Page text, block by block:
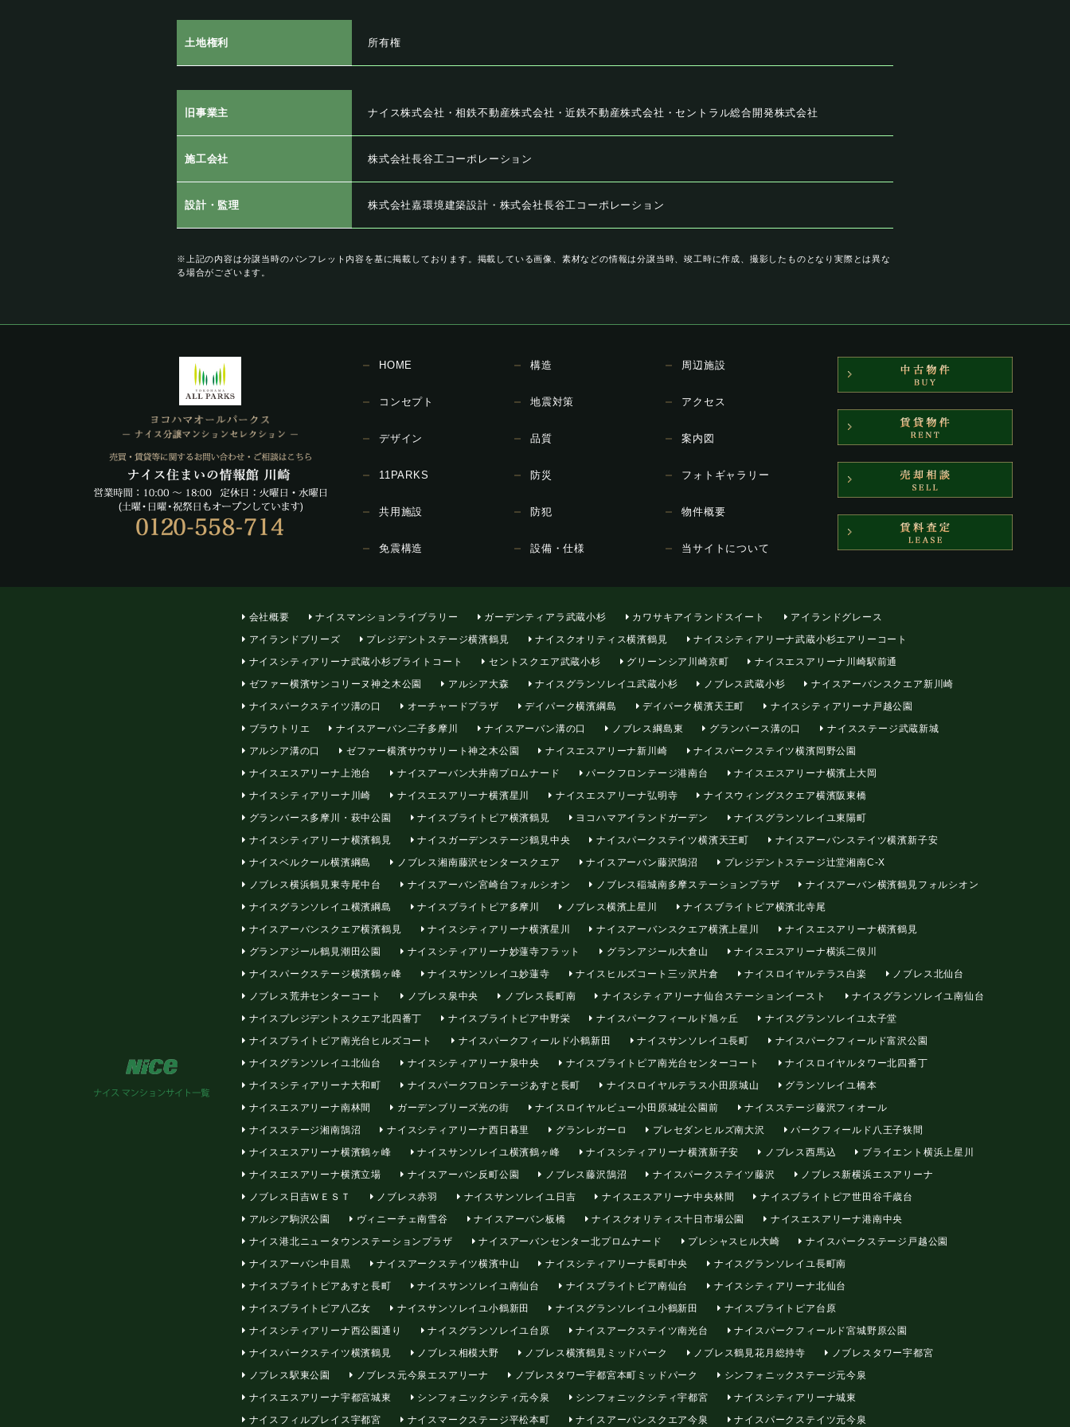
土地権利 所有権
旧事業主 ナイス株式会社・相鉄不動産株式会社・近鉄不動産株式会社・セントラル総合開発株式会社
施工会社 株式会社長谷工コーポレーション
設計・監理 株式会社嘉環境建築設計・株式会社長谷工コーポレーション
※上記の内容は分譲当時のパンフレット内容を基に掲載しております。掲載している画像、素材などの情報は分譲当時、竣工時に作成、撮影したものとなり実際とは異な
る場合がございます。
HOME
コンセプト
デザイン
11PARKS
共用施設
免震構造
構造
地震対策
品質
防災
防犯
設備・仕様
周辺施設
アクセス
案内図
フォトギャラリー
物件概要
当サイトについて
会社概要 ナイスマンションライブラリー ガーデンティアラ武蔵小杉 カワサキアイランドスイート
アイランドグレース
アイランドブリーズ
プレジデントステージ横濱鶴見 ナイスクオリティス横濱鶴見
ナイスシティアリーナ武蔵小杉エアリーコート
ナイスシティアリーナ武蔵小杉ブライトコート
セントスクエア武蔵小杉 グリーンシア川崎京町
ナイスエスアリーナ川崎駅前通
ゼファー横濱サンコリーヌ神之木公園
アルシア大森 ナイスグランソレイユ武蔵小杉 ノブレス武蔵小杉
ナイスアーバンスクエア新川崎
ナイスパークステイツ溝の口
オーチャードプラザ デイパーク横濱綱島 デイパーク横濱天王町
ナイスシティアリーナ戸越公園
ブラウトリエ
ナイスアーバン二子多摩川 ナイスアーバン溝の口 ノブレス綱島東 グランバース溝の口
ナイスステージ武蔵新城
アルシア溝の口
ゼファー横濱サウサリート神之木公園 ナイスエスアリーナ新川崎
ナイスパークステイツ横濱岡野公園
ナイスエスアリーナ上池台
ナイスアーバン大井南プロムナード パークフロンテージ港南台
ナイスエスアリーナ横濱上大岡
ナイスシティアリーナ川崎
ナイスエスアリーナ横濱星川 ナイスエスアリーナ弘明寺
ナイスウィングスクエア横濱阪東橋
グランバース多摩川・萩中公園
ナイスブライトピア横濱鶴見 ヨコハマアイランドガーデン
ナイスグランソレイユ東陽町
ナイスシティアリーナ横濱鶴見
ナイスガーデンステージ鶴見中央 ナイスパークステイツ横濱天王町
ナイスアーバンステイツ横濱新子安
ナイスベルクール横濱綱島
ノブレス湘南藤沢センタースクエア ナイスアーバン藤沢鵠沼
プレジデントステージ辻堂湘南C-X
ノブレス横浜鶴見東寺尾中台
ナイスアーバン宮崎台フォルシオン ノブレス稲城南多摩ステーションプラザ
ナイスアーバン横濱鶴見フォルシオン
ナイスグランソレイユ横濱綱島
ナイスブライトピア多摩川 ノブレス横濱上星川
ナイスブライトピア横濱北寺尾
ナイスアーバンスクエア横濱鶴見
ナイスシティアリーナ横濱星川 ナイスアーバンスクエア横濱上星川
ナイスエスアリーナ横濱鶴見
グランアジール鶴見潮田公園
ナイスシティアリーナ妙蓮寺フラット グランアジール大倉山
ナイスエスアリーナ横浜二俣川
ナイスパークステージ横濱鶴ヶ峰
ナイスサンソレイユ妙蓮寺 ナイスヒルズコート三ッ沢片倉 ナイスロイヤルテラス白楽
ノブレス北仙台
ノブレス荒井センターコート
ノブレス泉中央 ノブレス長町南 ナイスシティアリーナ仙台ステーションイースト
ナイスグランソレイユ南仙台
ナイスプレジデントスクエア北四番丁
ナイスブライトピア中野栄 ナイスパークフィールド旭ヶ丘
ナイスグランソレイユ太子堂
ナイスブライトピア南光台ヒルズコート
ナイスパークフィールド小鶴新田 ナイスサンソレイユ長町
ナイスパークフィールド富沢公園
ナイスグランソレイユ北仙台
ナイスシティアリーナ泉中央 ナイスブライトピア南光台センターコート
ナイスロイヤルタワー北四番丁
ナイスシティアリーナ大和町
ナイスパークフロンテージあすと長町 ナイスロイヤルテラス小田原城山
グランソレイユ橋本
ナイスエスアリーナ南林間
ガーデンブリーズ光の街 ナイスロイヤルビュー小田原城址公園前
ナイスステージ藤沢フィオール
ナイスステージ湘南鵠沼
ナイスシティアリーナ西日暮里 グランレガーロ プレセダンヒルズ南大沢
パークフィールド八王子狭間
ナイスエスアリーナ横濱鶴ヶ峰
ナイスサンソレイユ横濱鶴ヶ峰 ナイスシティアリーナ横濱新子安 ノブレス西馬込
ブライエント横浜上星川
ナイスエスアリーナ横濱立場
ナイスアーバン反町公園 ノブレス藤沢鵠沼 ナイスパークステイツ藤沢
ノブレス新横浜エスアリーナ
ノブレス日吉ＷＥＳＴ
ノブレス赤羽 ナイスサンソレイユ日吉 ナイスエスアリーナ中央林間
ナイスブライトピア世田谷千歳台
アルシア駒沢公園
ヴィニーチェ南雪谷 ナイスアーバン板橋 ナイスクオリティス十日市場公園
ナイスエスアリーナ港南中央
ナイス港北ニュータウンステーションプラザ
ナイスアーバンセンター北プロムナード プレシャスヒル大崎
ナイスパークステージ戸越公園
ナイスアーバン中目黒
ナイスアークステイツ横濱中山 ナイスシティアリーナ長町中央
ナイスグランソレイユ長町南
ナイスブライトピアあすと長町
ナイスサンソレイユ南仙台 ナイスブライトピア南仙台
ナイスシティアリーナ北仙台
ナイスブライトピア八乙女
ナイスサンソレイユ小鶴新田 ナイスグランソレイユ小鶴新田
ナイスブライトピア台原
ナイスシティアリーナ西公園通り
ナイスグランソレイユ台原 ナイスアークステイツ南光台
ナイスパークフィールド宮城野原公園
ナイスパークステイツ横濱鶴見
ノブレス相模大野 ノブレス横濱鶴見ミッドパーク ノブレス鶴見花月総持寺
ノブレスタワー宇都宮
ノブレス駅東公園
ノブレス元今泉エスアリーナ ノブレスタワー宇都宮本町ミッドパーク
シンフォニックステージ元今泉
ナイスエスアリーナ宇都宮城東
シンフォニックシティ元今泉 シンフォニックシティ宇都宮
ナイスシティアリーナ城東
ナイスフィルプレイス宇都宮
ナイスマークステージ平松本町 ナイスアーバンスクエア今泉 ナイスパークステイツ元今泉